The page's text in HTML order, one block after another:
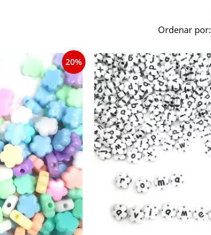
Ordenar por:
20%